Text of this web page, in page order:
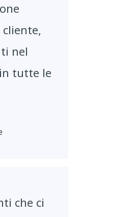
nel
tutte le
che ci